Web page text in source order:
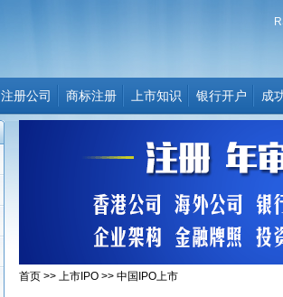
注册公司 商标注册 上市知识 银行开户 成
首页 >> 上市IPO >> 中国IPO上市